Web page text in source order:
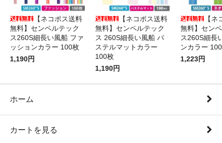
【ネコポス送料
無料】センペルテック
ス260S細長い風船 ファ
ッションカラー 100枚
1,190円
【ネコポス送料
無料】センペルテック
ス 260S細長い風船 パ
ステルマットカラー
100枚
1,190円
【
無料】セン
ス260S細長
ンカラー
1,223円
ホーム
カートを見る